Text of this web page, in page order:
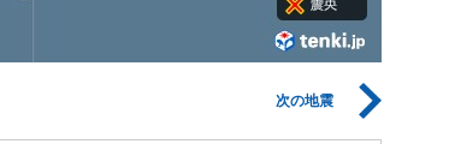
次の地震